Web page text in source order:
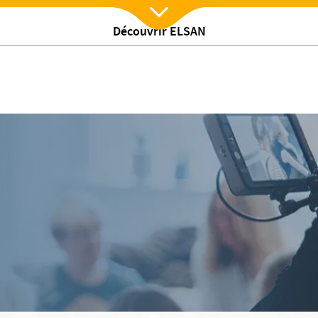
Découvrir ELSAN
Nx:Afficher menu